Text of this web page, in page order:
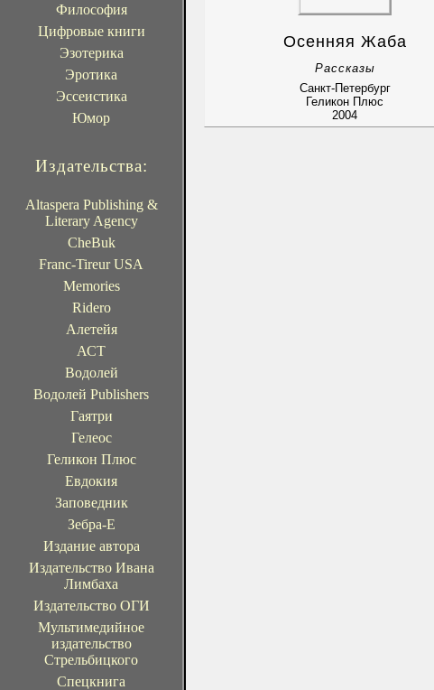
Философия
Цифровые книги
Эзотерика
Эротика
Эссеистика
Юмор
Издательства:
Altaspera Publishing &
Literary Agency
CheBuk
Franc-Tireur USA
Memories
Ridero
Алетейя
АСТ
Водолей
Водолей Publishers
Гаятри
Гелеос
Геликон Плюс
Евдокия
Заповедник
Зебра-Е
Издание автора
Издательство Ивана
Лимбаха
Издательство ОГИ
Мультимедийное
издательство
Стрельбицкого
Спецкнига
Осенняя Жаба
Рассказы
Санкт-Петербург
Геликон Плюс
2004